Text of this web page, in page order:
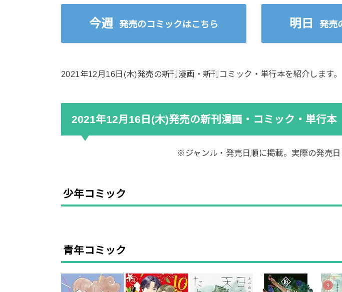
今週 発売のコミックはこちら 明日 発売
2021年12月16日(木)発売の新刊漫画・新刊コミック・単行本を紹介します。
2021年12月16日(木)発売の新刊漫画・コミック・単行本
※ジャンル・発売日順に掲載。実際の発売日
少年コミック
青年コミック